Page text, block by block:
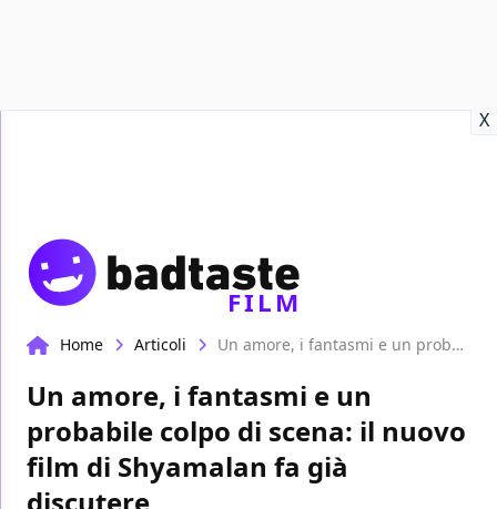
X
FILM
Home Articoli Un amore, i fantasmi e un probabile colpo di scena: il nuovo film di Shyamalan fa già discutere
Un amore, i fantasmi e un
probabile colpo di scena: il nuovo
film di Shyamalan fa già